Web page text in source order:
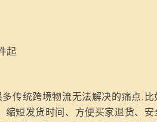
起
传统跨境物流无法解决的痛点,比
短发货时间、方便买家退货、安